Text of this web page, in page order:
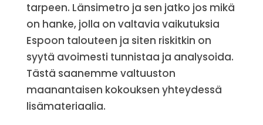
tarpeen. Länsimetro ja sen jatko jos mikä
on hanke, jolla on valtavia vaikutuksia
Espoon talouteen ja siten riskitkin on
syytä avoimesti tunnistaa ja analysoida.
Tästä saanemme valtuuston
maanantaisen kokouksen yhteydessä
lisämateriaalia.